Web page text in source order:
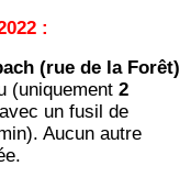
:
(rue de la Forêt)
(uniquement2
avec un fusil de
Aucun autre